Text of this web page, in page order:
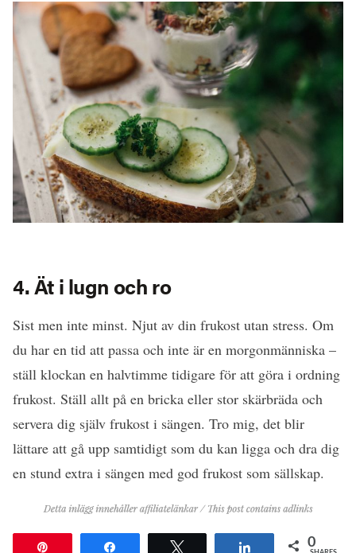
4. Ät i lugn och ro
Sist men inte minst. Njut av din frukost utan stress. Om
du har en tid att passa och inte är en morgonmänniska –
ställ klockan en halvtimme tidigare för att göra i ordning
frukost. Ställ allt på en bricka eller stor skärbräda och
servera dig själv frukost i sängen. Tro mig, det blir
lättare att gå upp samtidigt som du kan ligga och dra dig
en stund extra i sängen med god frukost som sällskap.
Share 0